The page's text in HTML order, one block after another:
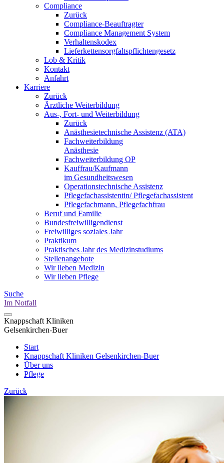
Compliance
Zurück
Compliance-Beauftragter
Compliance Management System
Verhaltenskodex
Lieferkettensorgfaltspflichtengesetz
Lob & Kritik
Kontakt
Anfahrt
Karriere
Zurück
Ärztliche Weiterbildung
Aus-, Fort- und Weiterbildung
Zurück
Anästhesietechnische Assistenz (ATA)
Fachweiterbildung
Anästhesie
Fachweiterbildung OP
Kauffrau/Kaufmann
im Gesundheitswesen
Operationstechnische Assistenz
Pflegefachassistentin/ Pflegefachassistent
Pflegefachmann, Pflegefachfrau
Beruf und Familie
Bundesfreiwilligendienst
Freiwilliges soziales Jahr
Praktikum
Praktisches Jahr des Medizinstudiums
Stellenangebote
Wir lieben Medizin
Wir lieben Pflege
Suche
Im Notfall
Knappschaft Kliniken
Gelsenkirchen-Buer
Start
Knappschaft Kliniken Gelsenkirchen-Buer
Über uns
Pflege
Zurück